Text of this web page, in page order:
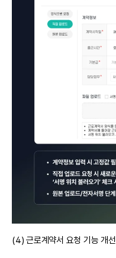
(4) 근로계약서 요청 기능 개선